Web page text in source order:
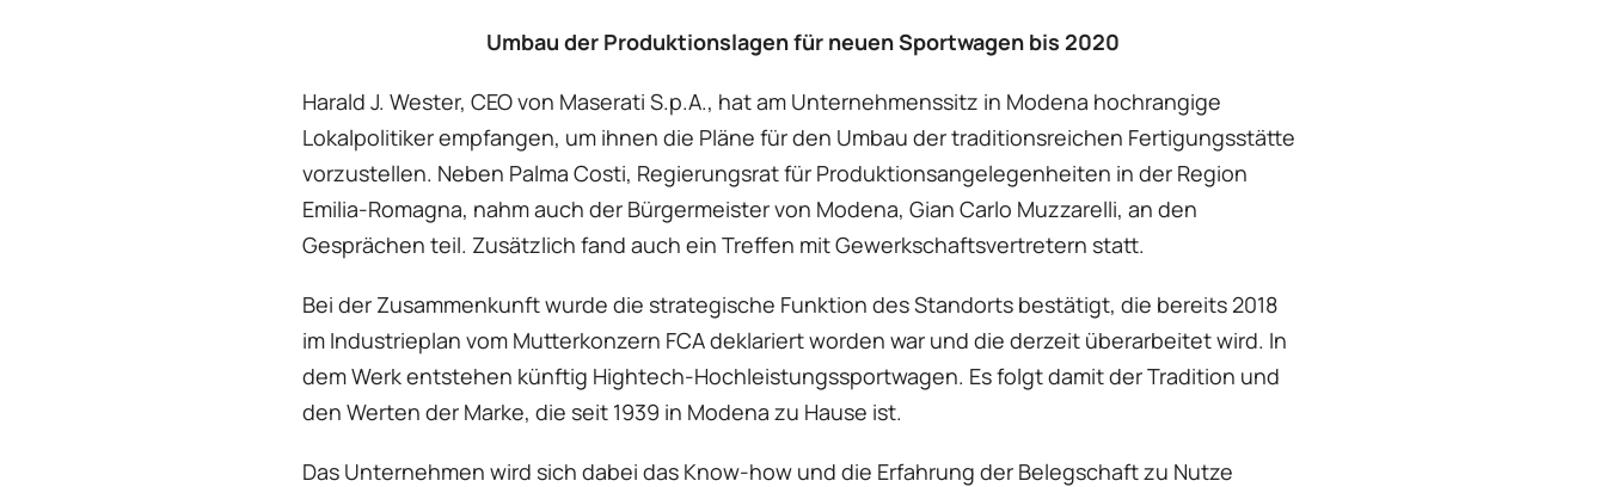
Umbau der Produktionslagen für neuen Sportwagen bis 2020
Harald J. Wester, CEO von Maserati S.p.A., hat am Unternehmenssitz in Modena hochrangige
Lokalpolitiker empfangen, um ihnen die Pläne für den Umbau der traditionsreichen Fertigungsstätte
vorzustellen. Neben Palma Costi, Regierungsrat für Produktionsangelegenheiten in der Region
Emilia-Romagna, nahm auch der Bürgermeister von Modena, Gian Carlo Muzzarelli, an den
Gesprächen teil. Zusätzlich fand auch ein Treffen mit Gewerkschaftsvertretern statt.
Bei der Zusammenkunft wurde die strategische Funktion des Standorts bestätigt, die bereits 2018
im Industrieplan vom Mutterkonzern FCA deklariert worden war und die derzeit überarbeitet wird. In
dem Werk entstehen künftig Hightech-Hochleistungssportwagen. Es folgt damit der Tradition und
den Werten der Marke, die seit 1939 in Modena zu Hause ist.
Das Unternehmen wird sich dabei das Know-how und die Erfahrung der Belegschaft zu Nutze